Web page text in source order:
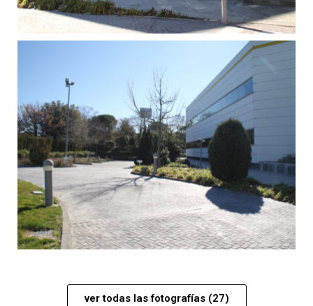
ver todas las fotografías (27)